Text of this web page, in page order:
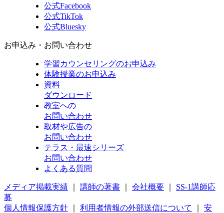
公式Facebook
公式TikTok
公式Bluesky
お申込み・お問い合わせ
学習カウンセリングのお申込み
体験授業のお申込み
資料
ダウンロード
教室への
お問い合わせ
取材や広告の
お問い合わせ
テラス・最速シリーズ
お問い合わせ
よくある質問
メディア掲載実績 講師の著書 会社概要
SS-1講師応
募
個人情報保護方針
利用者情報の外部送信について
安